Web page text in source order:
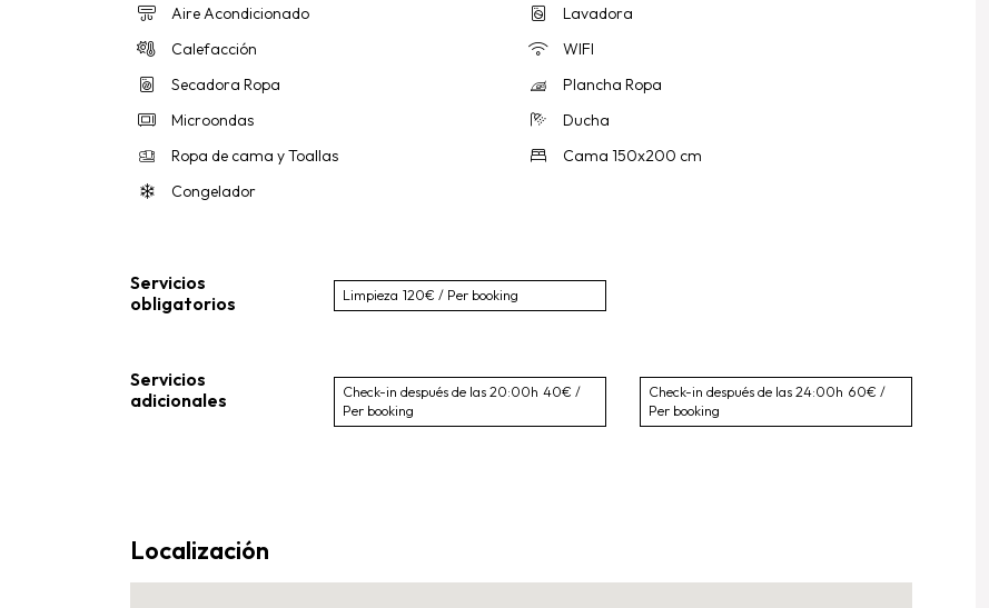
Aire Acondicionado
Lavadora
Calefacción
WIFI
Secadora Ropa
Plancha Ropa
Microondas
Ducha
Ropa de cama y Toallas
Cama 150x200 cm
Congelador
Servicios
obligatorios
Limpieza 120€ / Per booking
Servicios
adicionales
Check-in después de las 20:00h 40€ /
Per booking
Check-in después de las 24:00h 60€ /
Per booking
Localización